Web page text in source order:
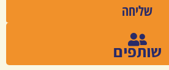
שליחה
שותפים